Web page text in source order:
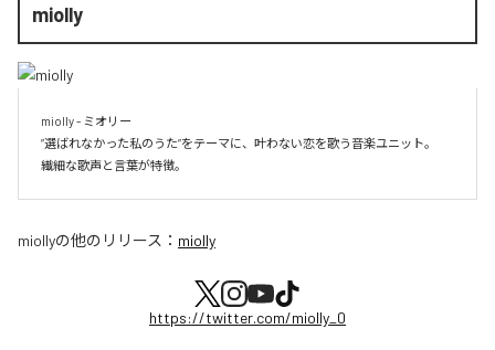
miolly
miolly - ミオリー
”選ばれなかった私のうた”をテーマに、叶わない恋を歌う音楽ユニット。
miollyの他のリリース： miolly
https://twitter.com/miolly_0